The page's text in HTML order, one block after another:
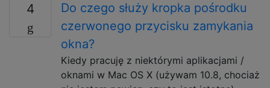
4
Do czego służy kropka pośrodku
czerwonego przycisku zamykania
okna?
Kiedy pracuję z niektórymi aplikacjami /
oknami w Mac OS X (używam 10.8, chociaż